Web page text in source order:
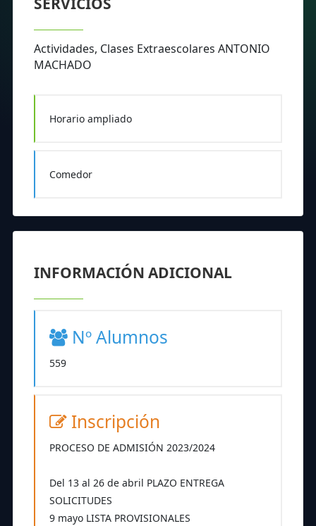
Actividades, Clases Extraescolares ANTONIO
MACHADO
Horario ampliado
Comedor
INFORMACIÓN ADICIONAL
Nº Alumnos
559
Inscripción
PROCESO DE ADMISIÓN 2023/2024
Del 13 al 26 de abril PLAZO ENTREGA
SOLICITUDES
9 mayo LISTA PROVISIONALES